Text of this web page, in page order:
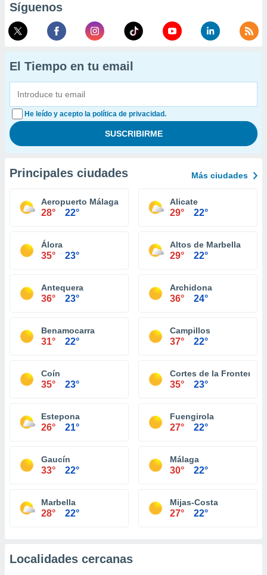
Síguenos
El Tiempo en tu email
He leído y acepto la política de privacidad.
Principales ciudades Más ciudades
Aeropuerto Málaga
28° 22°
Alicate
29° 22°
Álora
35° 23°
Altos de Marbella
29° 22°
Antequera
36° 23°
Archidona
36° 24°
Benamocarra
31° 22°
Campillos
37° 22°
Coín
35° 23°
Cortes de la Frontera
35° 23°
Estepona
26° 21°
Fuengirola
27° 22°
Gaucín
33° 22°
Málaga
30° 22°
Marbella
28° 22°
Mijas-Costa
27° 22°
Localidades cercanas